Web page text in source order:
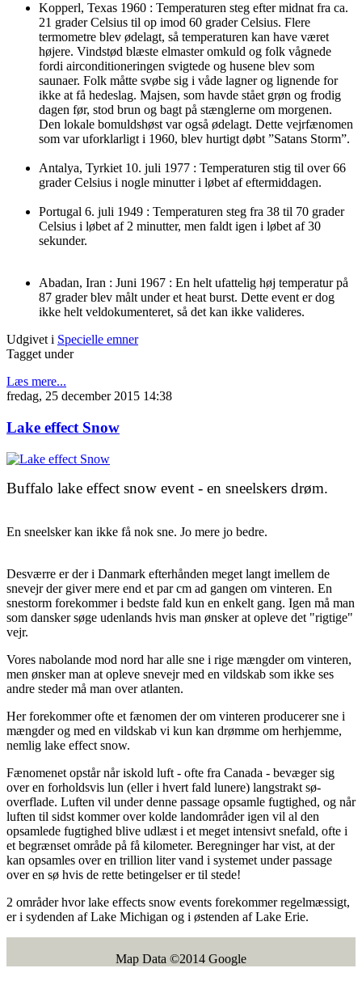
Kopperl, Texas 1960 : Temperaturen steg efter midnat fra ca.
21 grader Celsius til op imod 60 grader Celsius. Flere
termometre blev ødelagt, så temperaturen kan have været
højere. Vindstød blæste elmaster omkuld og folk vågnede
fordi airconditioneringen svigtede og husene blev som
saunaer. Folk måtte svøbe sig i våde lagner og lignende for
ikke at få hedeslag. Majsen, som havde stået grøn og frodig
dagen før, stod brun og bagt på stænglerne om morgenen.
Den lokale bomuldshøst var også ødelagt. Dette vejrfænomen
som var uforklarligt i 1960, blev hurtigt døbt ”Satans Storm”.
Antalya, Tyrkiet 10. juli 1977 : Temperaturen stig til over 66
grader Celsius i nogle minutter i løbet af eftermiddagen.
Portugal 6. juli 1949 : Temperaturen steg fra 38 til 70 grader
Celsius i løbet af 2 minutter, men faldt igen i løbet af 30
sekunder.
Abadan, Iran : Juni 1967 : En helt ufattelig høj temperatur på
87 grader blev målt under et heat burst. Dette event er dog
ikke helt veldokumenteret, så det kan ikke valideres.
Udgivet i Specielle emner
Tagget under
Læs mere...
fredag, 25 december 2015 14:38
Lake effect Snow
Buffalo lake effect snow event - en sneelskers drøm.
En sneelsker kan ikke få nok sne. Jo mere jo bedre.
Desværre er der i Danmark efterhånden meget langt imellem de
snevejr der giver mere end et par cm ad gangen om vinteren. En
snestorm forekommer i bedste fald kun en enkelt gang. Igen må man
som dansker søge udenlands hvis man ønsker at opleve det "rigtige"
vejr.
Vores nabolande mod nord har alle sne i rige mængder om vinteren,
men ønsker man at opleve snevejr med en vildskab som ikke ses
andre steder må man over atlanten.
Her forekommer ofte et fænomen der om vinteren producerer sne i
mængder og med en vildskab vi kun kan drømme om herhjemme,
nemlig lake effect snow.
Fænomenet opstår når iskold luft - ofte fra Canada - bevæger sig
over en forholdsvis lun (eller i hvert fald lunere) langstrakt sø-
overflade. Luften vil under denne passage opsamle fugtighed, og når
luften til sidst kommer over kolde landområder igen vil al den
opsamlede fugtighed blive udlæst i et meget intensivt snefald, ofte i
et begrænset område på få kilometer. Beregninger har vist, at der
kan opsamles over en trillion liter vand i systemet under passage
over en sø hvis de rette betingelser er til stede!
2 områder hvor lake effects snow events forekommer regelmæssigt,
er i sydenden af Lake Michigan og i østenden af Lake Erie.
Map Data ©2014 Google